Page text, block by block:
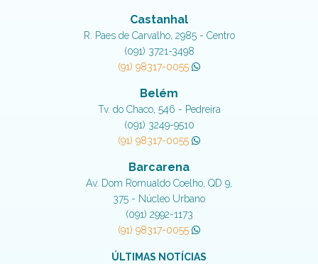
Castanhal
R. Paes de Carvalho, 2985 - Centro
(091) 3721-3498
(91) 98317-0055
Belém
Tv. do Chaco, 546 - Pedreira
(091) 3249-9510
(91) 98317-0055
Barcarena
Av. Dom Romualdo Coelho, QD 9,
375 - Núcleo Urbano
(091) 2992-1173
(91) 98317-0055
ÚLTIMAS NOTÍCIAS